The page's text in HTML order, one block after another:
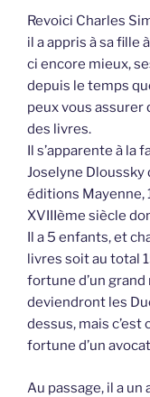
Revoici Charles
il a appris à sa fille
ci encore mieux,
depuis le temps
peux vous assurer
des livres.
Il s’apparente à
Joselyne Dloussky
éditions Mayenne,
XVIIIème siècle
Il a 5 enfants, et
livres soit au total
fortune d’un
deviendront les
dessus, mais c’est
fortune d’un
Au passage, il a un